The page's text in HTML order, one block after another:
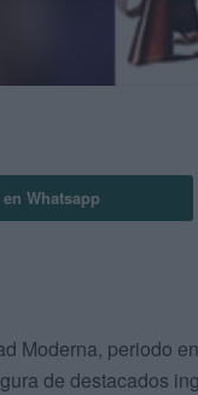
Whatsapp
Moderna, periodo
de destacados